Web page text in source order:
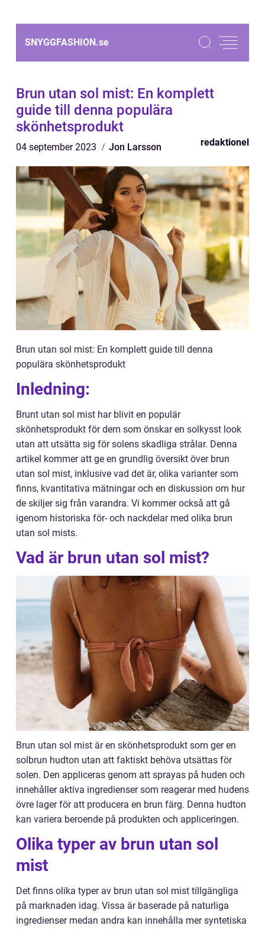
SNYGGFASHION.se
Brun utan sol mist: En komplett
guide till denna populära
skönhetsprodukt
04 september 2023 Jon Larsson redaktionel
Brun utan sol mist: En komplett guide till denna
populära skönhetsprodukt
Inledning:
Brunt utan sol mist har blivit en populär
skönhetsprodukt för dem som önskar en solkysst look
utan att utsätta sig för solens skadliga strålar. Denna
artikel kommer att ge en grundlig översikt över brun
utan sol mist, inklusive vad det är, olika varianter som
finns, kvantitativa mätningar och en diskussion om hur
de skiljer sig från varandra. Vi kommer också att gå
igenom historiska för- och nackdelar med olika brun
utan sol mists.
Vad är brun utan sol mist?
Brun utan sol mist är en skönhetsprodukt som ger en
solbrun hudton utan att faktiskt behöva utsättas för
solen. Den appliceras genom att sprayas på huden och
innehåller aktiva ingredienser som reagerar med hudens
övre lager för att producera en brun färg. Denna hudton
kan variera beroende på produkten och appliceringen.
Olika typer av brun utan sol
mist
Det finns olika typer av brun utan sol mist tillgängliga
på marknaden idag. Vissa är baserade på naturliga
ingredienser medan andra kan innehålla mer syntetiska